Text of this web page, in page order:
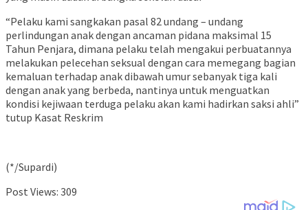
“Pelaku kami sangkakan pasal 82 undang – undang
perlindungan anak dengan ancaman pidana maksimal 15
Tahun Penjara, dimana pelaku telah mengakui perbuatannya
melakukan pelecehan seksual dengan cara memegang bagian
kemaluan terhadap anak dibawah umur sebanyak tiga kali
dengan anak yang berbeda, nantinya untuk menguatkan
kondisi kejiwaan terduga pelaku akan kami hadirkan saksi ahli”
tutup Kasat Reskrim
(*/Supardi)
Post Views: 309